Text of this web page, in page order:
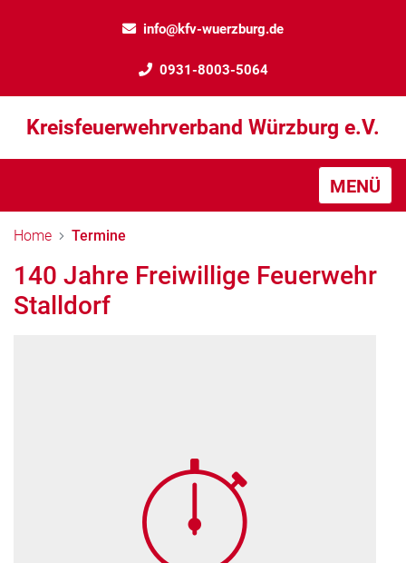
info@kfv-wuerzburg.de
0931-8003-5064
Kreisfeuerwehrverband Würzburg e.V.
MENÜ
Home Termine
140 Jahre Freiwillige Feuerwehr
Stalldorf